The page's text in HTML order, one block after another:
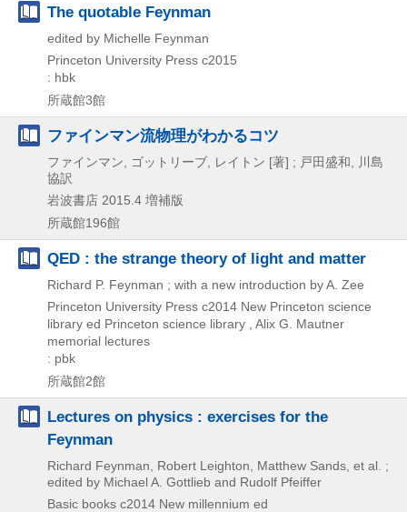
The quotable Feynman
edited by Michelle Feynman
Princeton University Press c2015
: hbk
所蔵館3館
ファインマン流物理がわかるコツ
ファインマン, ゴットリーブ, レイトン [著] ; 戸田盛和, 川島
協訳
岩波書店 2015.4 増補版
所蔵館196館
QED : the strange theory of light and matter
Richard P. Feynman ; with a new introduction by A. Zee
Princeton University Press c2014 New Princeton science
library ed Princeton science library , Alix G. Mautner
memorial lectures
: pbk
所蔵館2館
Lectures on physics : exercises for the
Feynman
Richard Feynman, Robert Leighton, Matthew Sands, et al. ;
edited by Michael A. Gottlieb and Rudolf Pfeiffer
Basic books c2014 New millennium ed